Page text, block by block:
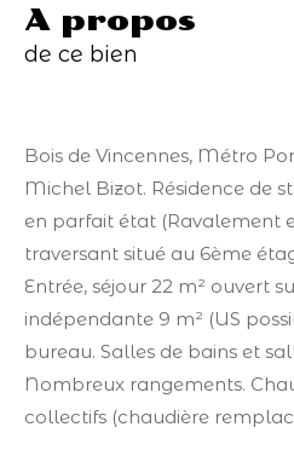
a propos
de ce bien
Bois de Vincennes, Métro
Michel Bizot. Résidence de
en parfait état (Ravalement
traversant situé au 6ème
Entrée, séjour 22 m² ouvert
indépendante 9 m² (US
bureau. Salles de bains et
Nombreux rangements.
collectifs (chaudière